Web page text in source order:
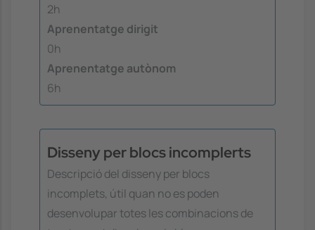
2h
Aprenentatge dirigit
0h
Aprenentatge autònom
6h
Disseny per blocs incomplerts
Descripció del disseny per blocs
incomplets, útil quan no es poden
desenvolupar totes les combinacions de